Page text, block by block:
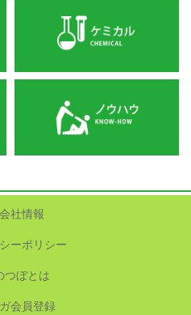
社情報
ーポリシー
つぼとは
会員登録